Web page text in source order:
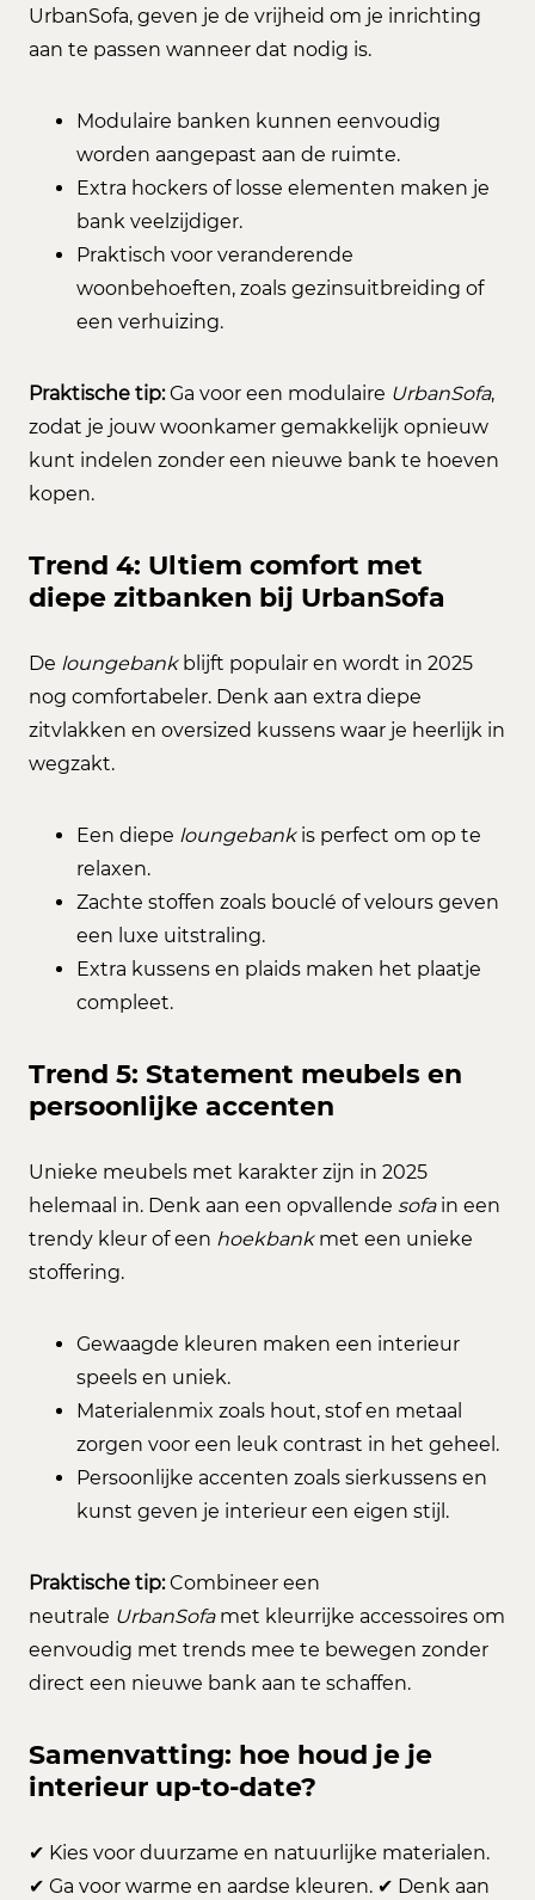
UrbanSofa, geven je de vrijheid om je inrichting
aan te passen wanneer dat nodig is.
Modulaire banken kunnen eenvoudig
worden aangepast aan de ruimte.
Extra hockers of losse elementen maken je
bank veelzijdiger.
Praktisch voor veranderende
woonbehoeften, zoals gezinsuitbreiding of
een verhuizing.
Praktische tip:Ga voor een modulaire UrbanSofa,
zodat je jouw woonkamer gemakkelijk opnieuw
kunt indelen zonder een nieuwe bank te hoeven
kopen.
Trend 4: Ultiem comfort met
diepe zitbanken bij UrbanSofa
De loungebankblijft populair en wordt in 2025
nog comfortabeler. Denk aan extra diepe
zitvlakken en oversized kussens waar je heerlijk in
wegzakt.
Een diepe loungebankis perfect om op te
relaxen.
Zachte stoffen zoals bouclé of velours geven
een luxe uitstraling.
Extra kussens en plaids maken het plaatje
compleet.
Trend 5: Statement meubels en
persoonlijke accenten
Unieke meubels met karakter zijn in 2025
helemaal in. Denk aan een opvallende sofain een
trendy kleur of een hoekbankmet een unieke
stoffering.
Gewaagde kleuren maken een interieur
speels en uniek.
Materialenmix zoals hout, stof en metaal
zorgen voor een leuk contrast in het geheel.
Persoonlijke accenten zoals sierkussens en
kunst geven je interieur een eigen stijl.
Praktische tip:Combineer een
neutrale UrbanSofamet kleurrijke accessoires om
eenvoudig met trends mee te bewegen zonder
direct een nieuwe bank aan te schaffen.
Samenvatting: hoe houd je je
interieur up-to-date?
✔ Kies voor duurzame en natuurlijke materialen.
✔ Ga voor warme en aardse kleuren. ✔ Denk aan